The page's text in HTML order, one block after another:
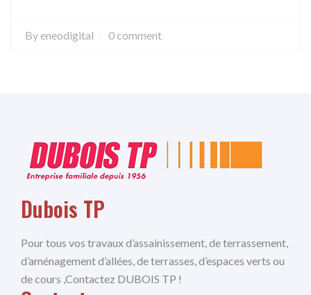
By eneodigital 0 comment
Dubois TP
Pour tous vos travaux d’assainissement, de terrassement,
d’aménagement d’allées, de terrasses, d’espaces verts ou
de cours ,Contactez DUBOIS TP !